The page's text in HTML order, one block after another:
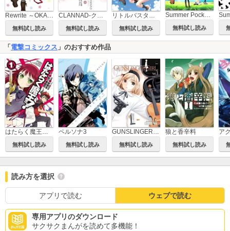
Rewrite ～OKA☆KENぶろぐ～
無料試し読み
CLANNAD-クラナド-
無料試し読み
リトルバスターズ！End of Refrain
無料試し読み
Summer Pockets Introduction Art Book
無料試し読み
「 電撃コミックス 」のおすすめ作品
はたらく魔王さま！
無料試し読み
ペルソナ3
無料試し読み
GUNSLINGER GIRL
無料試し読み
狼と香辛料
無料試し読み
読み方を選択
アプリで読む ウェブで読む
専用アプリのダウンロード
サクサクまんがを読めて多機能！